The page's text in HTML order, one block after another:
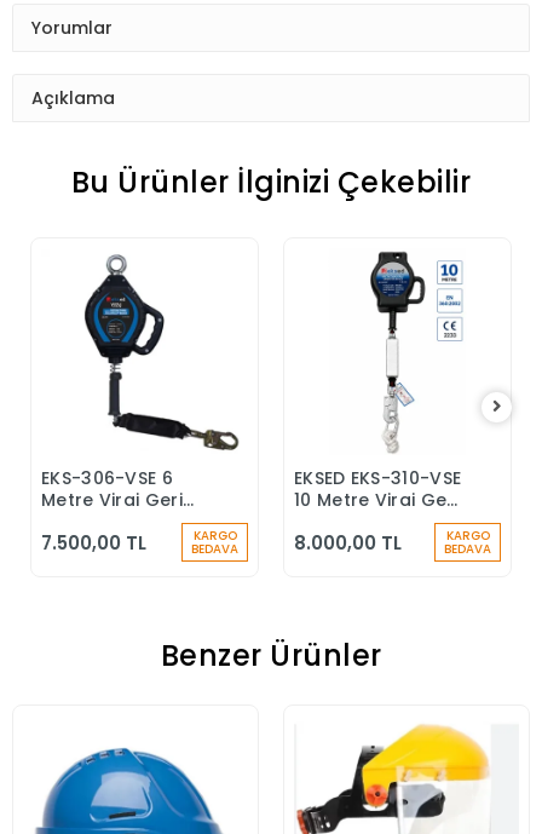
Yorumlar
Açıklama
Bu Ürünler İlginizi Çekebilir
Sepete Ekle
EKS-306-VSE 6
Metre Viraj Geri
Durdurucu Keskin
7.500,00 TL KARGO
BEDAVA
Sepete Ekle
EKSED EKS-310-VSE
10 Metre Viraj Geri
Durdurucu
8.000,00 TL KARGO
BEDAVA
Benzer Ürünler